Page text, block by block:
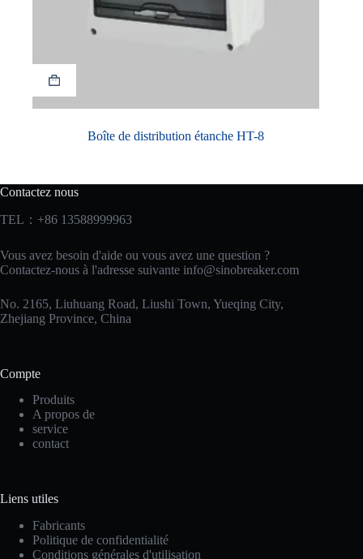
Boîte de distribution étanche HT-8
Contactez nous
TEL：+86 13588999963
Vous avez besoin d'aide ou vous avez une question ?
Contactez-nous à l'adresse suivante info@sinobreaker.com
No. 2165, Liuhuang Road, Liushi Town, Yueqing City,
Zhejiang Province, China
Compte
Produits
A propos de
service
contact
Liens utiles
Fabricants
Politique de confidentialité
Conditions générales d'utilisation